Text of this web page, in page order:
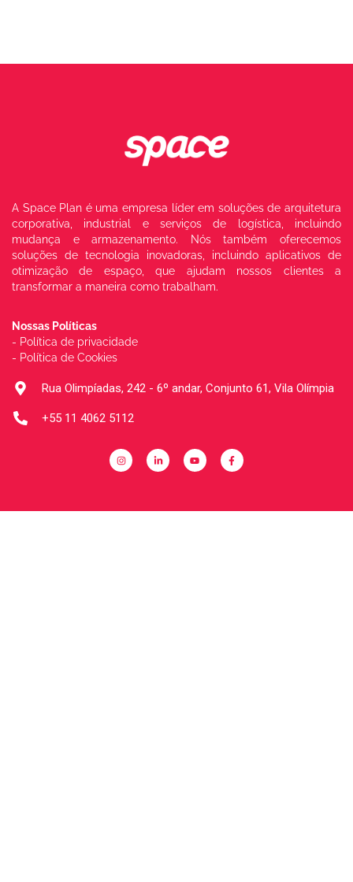
A Space Plan é uma empresa líder em soluçõesde arquitetura
corporativa, industrial e serviços de logística, incluindo
mudança e armazenamento.
Nós também oferecemos
soluções de tecnologia inovadoras, incluindo aplicativos de
otimização de espaço, que ajudam nossos clientes a
transformar a maneira como trabalham.
Nossas Políticas
- Política de privacidade
- Política de Cookies
Rua Olimpíadas, 242 - 6º andar, Conjunto 61, Vila Olímpia
+55 11 4062 5112